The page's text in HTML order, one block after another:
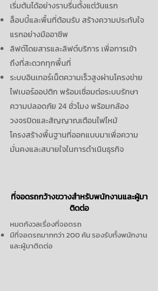
เริ่มต้นได้อย่างราบรื่นตั้งแต่วันแรก
ล็อบบี้และพื้นที่ต้อนรับ สร้างความประทับใจ
แรกอย่างมืออาชีพ
ลิฟต์โดยสารและลิฟต์บริการ เพื่อการเข้า
ถึงที่สะดวกทุกพื้นที่
ระบบอินเทอร์เน็ตความเร็วสูงผ่านโครงข่าย
ไฟเบอร์ออปติก พร้อมเชื่อมต่อระบบรักษา
ความปลอดภัย 24 ชั่วโมง พร้อมกล้อง
วงจรปิดและสัญญาณเตือนไฟไหม้
โครงสร้างพื้นฐานที่ออกแบบมาเพื่อความ
มั่นคงและสบายใจในการดำเนินธุรกิจ
ที่จอดรถกว้างขวางสำหรับพนักงานและผู้มา
ติดต่อ
หมดกังวลเรื่องที่จอดรถ
มีที่จอดรถมากกว่า 200 คัน รองรับทั้งพนักงาน
และผู้มาติดต่อ